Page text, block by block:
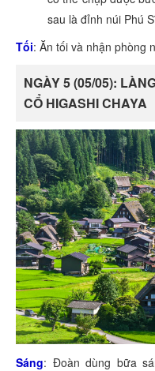
sau là đỉnh núi Phú
Tối: Ăn tối và nhận phòng
NGÀY 5 (05/05):
CỔ HIGASHI CHAYA
Sáng: Đoàn dùng bữa